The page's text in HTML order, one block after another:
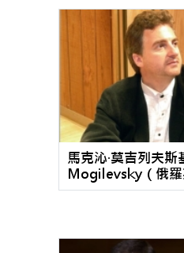
馬克沁·莫吉列夫
Mogilevsky（俄羅